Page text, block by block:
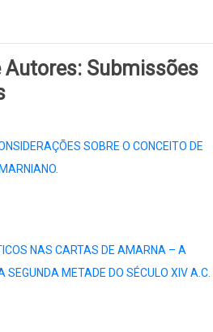
Submissões
SOBRE O CONCEITO DE
NAS CARTAS DE AMARNA – A
SEGUNDA METADE DO SÉCULO XIV A.C.